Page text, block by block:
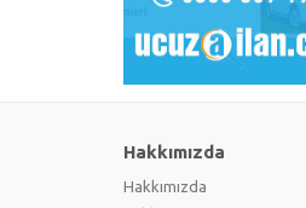
Hakkımızda
Hakkımızda